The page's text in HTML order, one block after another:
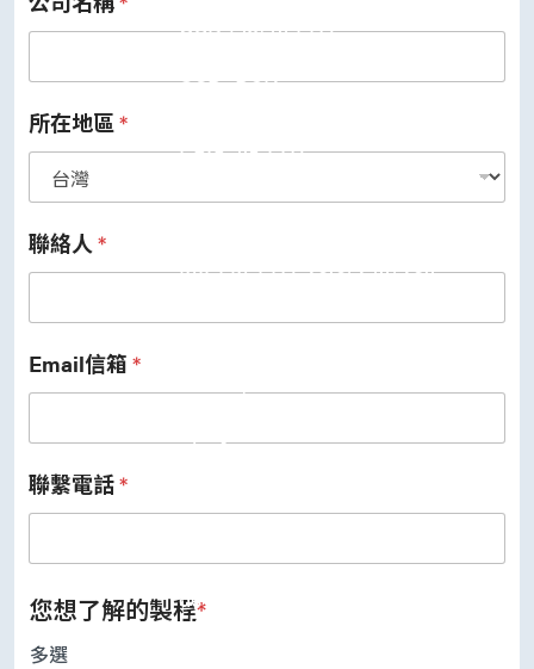
USB 2.0/1.1 PHY
USB_BCK
PCIe 4.0 PHY
MIPI M-PHY v5.0/v4.1/v3.1
UniPro Controller 2.0 (host /
device)
UniPro Controller 1.8 (host /
所在地區*
聯絡人*
Email信箱 *
聯繫電話*
您想了解的製程*
多選